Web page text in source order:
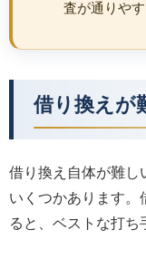
査が通りや
借り換えが
借り換え自体が難し
いくつかあります。
ると、ベストな打ち